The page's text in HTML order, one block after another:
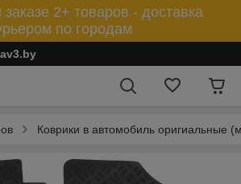
2+ товаров - доставка
по городам
Коврики в автомобиль оригиальные